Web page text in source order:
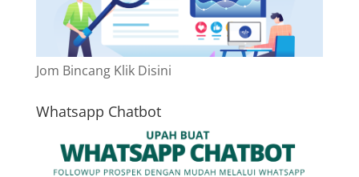
Jom Bincang Klik Disini
Whatsapp Chatbot